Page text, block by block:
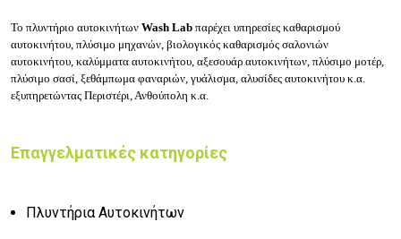
Το πλυντήριο αυτοκινήτων Wash Lab παρέχει υπηρεσίες καθαρισμού
αυτοκινήτου, πλύσιμο μηχανών, βιολογικός καθαρισμός σαλονιών
αυτοκινήτου, καλύμματα αυτοκινήτου, αξεσουάρ αυτοκινήτων, πλύσιμο μοτέρ,
πλύσιμο σασί, ξεθάμπωμα φαναριών, γυάλισμα, αλυσίδες αυτοκινήτου κ.α.
εξυπηρετώντας Περιστέρι, Ανθούπολη κ.α.
Επαγγελματικές κατηγορίες
Πλυντήρια Αυτοκινήτων